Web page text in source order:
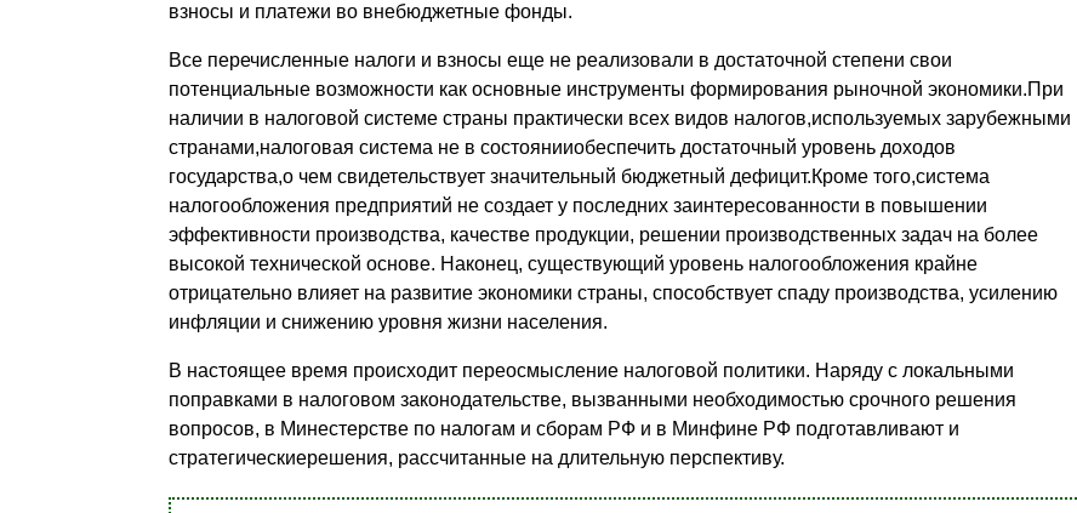
взносы и платежи во внебюджетные фонды.
Все перечисленные налоги и взносы еще не реализовали в достаточной степени свои
потенциальные возможности как основные инструменты формирования рыночной экономики.При
наличии в налоговой системе страны практически всех видов налогов,используемых зарубежными
странами,налоговая система не в состоянииобеспечить достаточный уровень доходов
государства,о чем свидетельствует значительный бюджетный дефицит.Кроме того,система
налогообложения предприятий не создает у последних заинтересованности в повышении
эффективности производства, качестве продукции, решении производственных задач на более
высокой технической основе. Наконец, существующий уровень налогообложения крайне
отрицательно влияет на развитие экономики страны, способствует спаду производства, усилению
инфляции и снижению уровня жизни населения.
В настоящее время происходит переосмысление налоговой политики. Наряду с локальными
поправками в налоговом законодательстве, вызванными необходимостью срочного решения
вопросов, в Минестерстве по налогам и сборам РФ и в Минфине РФ подготавливают и
стратегическиерешения, рассчитанные на длительную перспективу.